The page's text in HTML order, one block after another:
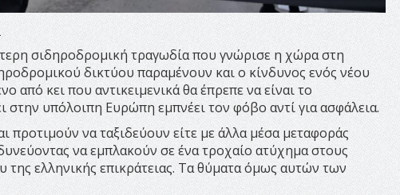
σιδηροδρομική τραγωδία που γνώρισε η χώρα στη
δικτύου παραμένουν και ο κίνδυνος ενός νέου
κει που αντικειμενικά θα έπρεπε να είναι το
υπόλοιπη Ευρώπη εμπνέει τον φόβο αντί για ασφάλεια.
προτιμούν να ταξιδεύουν είτε με άλλα μέσα μεταφοράς
να εμπλακούν σε ένα τροχαίο ατύχημα στους
ελληνικής επικράτειας. Τα θύματα όμως αυτών των